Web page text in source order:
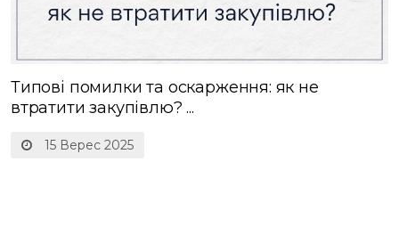
15 Верес 2025
Типові помилки та оскарження: як не
втратити закупівлю? ...